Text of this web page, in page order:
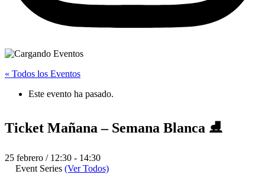
« Todos los Eventos
Este evento ha pasado.
Ticket Mañana – Semana Blanca ⛸️
25 febrero / 12:30 - 14:30
Event Series (Ver Todos)